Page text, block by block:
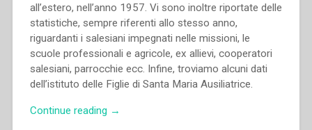
all’estero, nell’anno 1957. Vi sono inoltre riportate delle
statistiche, sempre riferenti allo stesso anno,
riguardanti i salesiani impegnati nelle missioni, le
scuole professionali e agricole, ex allievi, cooperatori
salesiani, parrocchie ecc. Infine, troviamo alcuni dati
dell’istituto delle Figlie di Santa Maria Ausiliatrice.
Continue reading “Archivio
→